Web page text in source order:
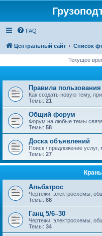
FAQ
Центральный сайт Список
Текущее
Правила
Как создать новую тему,
Темы: 21
Общий форум
Форум на любые темы
Темы: 58
Доска объявлений
Поиск / предложение услуг,
Темы: 27
Альбатрос
Чертежи, электросхемы,
Темы: 88
Ганц 5/6–30
Чертежи, электросхемы,
Темы: 34